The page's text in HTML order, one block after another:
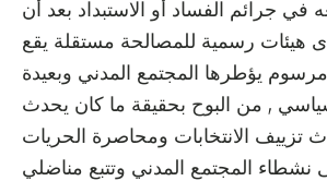
جرائم الفساد أو الاستبداد بعد أن
هيئات رسمية للمصالحة مستقلة يقع
يؤطرها المجتمع المدني وبعيدة
, من البوح بحقيقة ما كان يحدث
تزييف الانتخابات ومحاصرة الحريات
نشطاء المجتمع المدني وتتبع مناضلي